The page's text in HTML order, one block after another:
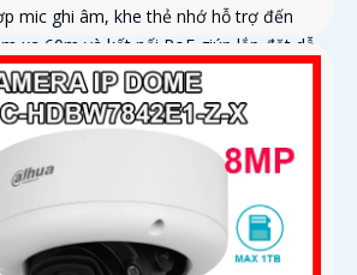
mic ghi âm, khe thẻ nhớ hỗ trợ đến
xa 60m và kết nối PoE giúp lắp đặt dễ